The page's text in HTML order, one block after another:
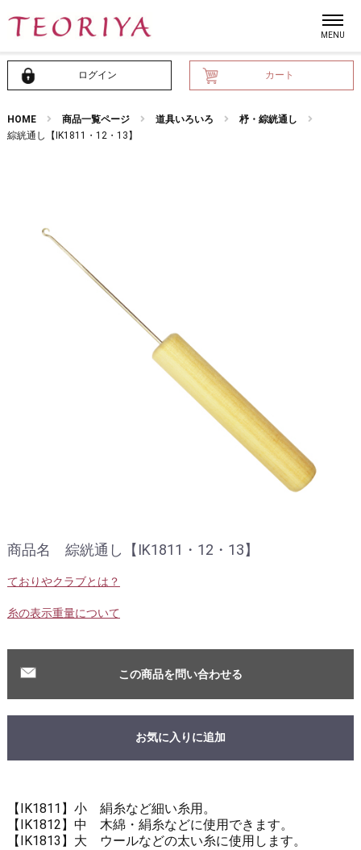
ログイン カート
HOME 商品一覧ページ 道具いろいろ
杼・綜絖通し
綜絖通し【IK1811・12・13】
商品名 綜絖通し【IK1811・12・13】
ておりやクラブとは？
糸の表示重量について
この商品を問い合わせる
お気に入りに追加
【IK1811】小 絹糸など細い糸用。
【IK1812】中 木綿・絹糸などに使用できます。
【IK1813】大 ウールなどの太い糸に使用します。